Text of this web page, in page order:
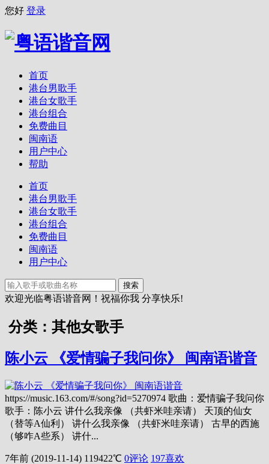
您好 登录
首页
港台男歌手
港台女歌手
港台组合
免费曲目
闽南语
用户中心
帮助
首页
港台男歌手
港台女歌手
港台组合
免费曲目
闽南语
用户中心
搜索
欢迎光临粤语谐音网！祝福你我 分享快乐!
分类：其他女歌手
陈小云 《爱情骗子我问你》 闽南语谐音
https://music.163.com/#/song?id=5270974 歌曲：爱情骗子我问你
歌手：陈小云 讲什么我亲像 （共虾米哇亲请） 天顶的仙女
（替等A仙利） 讲什么我亲像 （共虾米哇亲请） 古早的西施
（够咋A些系） 讲什...
7年前 (2019-11-14) 119422℃ 0评论 197喜欢